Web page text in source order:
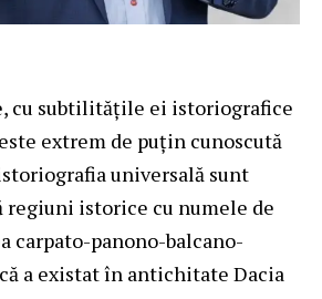
cu subtilitățile ei istoriografice
extrem de puțin cunoscută
universală sunt
regiuni istorice cu numele de
carpato-panono-balcano-
a existat în antichitate Dacia